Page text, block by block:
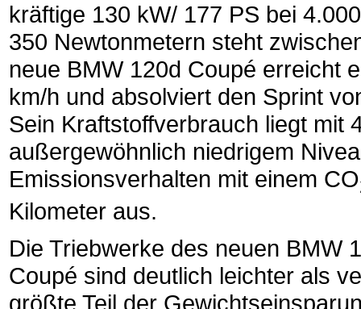
kräftige 130 kW/ 177 PS bei
350 Newtonmetern steht
neue BMW 120d Coupé erreicht
km/h und absolviert den Sprint
Sein Kraftstoffverbrauch liegt mit
außergewöhnlich niedrigem
Emissionsverhalten mit einem CO
Kilometer aus.
Die Triebwerke des neuen BMW
Coupé sind deutlich leichter als
größte Teil der